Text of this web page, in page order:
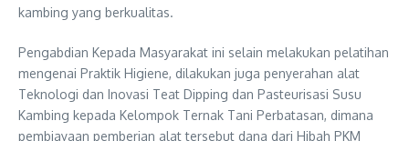
kambing yang berkualitas.
Pengabdian Kepada Masyarakat ini selain melakukan pelatihan
mengenai Praktik Higiene, dilakukan juga penyerahan alat
Teknologi dan Inovasi Teat Dipping dan Pasteurisasi Susu
Kambing kepada Kelompok Ternak Tani Perbatasan, dimana
pembiayaan pemberian alat tersebut dana dari Hibah PKM